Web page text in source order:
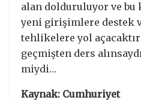
alan dolduruluyor ve
yeni girişimlere destek
tehlikelere yol
geçmişten ders
miydi…
Kaynak: Cumhuriyet